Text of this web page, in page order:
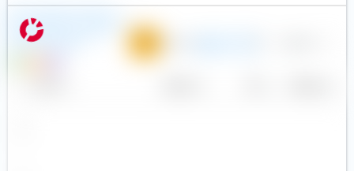
Asia ex-Japan High Yield Corp
USD Bond ESG UCITS ETF
(Dist) EUR-Hedged